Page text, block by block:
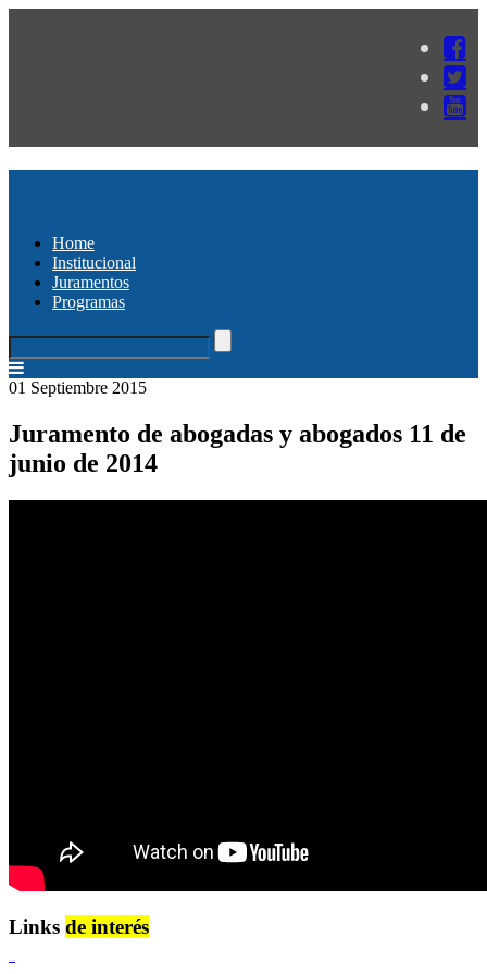
Home
Institucional
Juramentos
Programas
01 Septiembre 2015
Juramento de abogadas y abogados 11 de
junio de 2014
Links de interés